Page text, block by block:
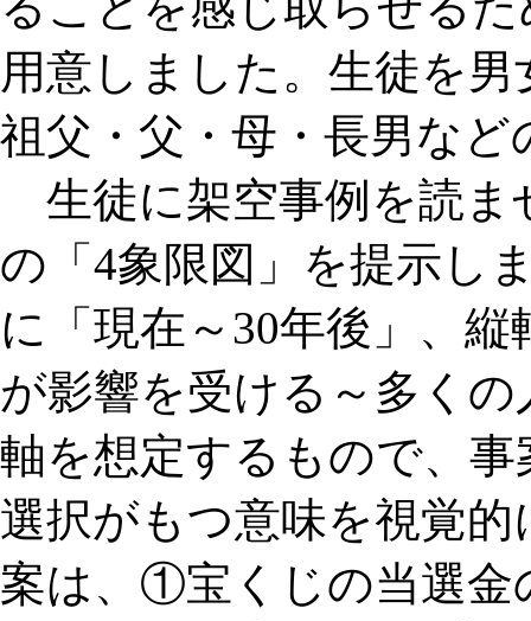
用意しました。生徒を
祖父・父・母・長男な
生徒に架空事例を読ま
の「4象限図」を提示し
に「現在～30年後」、
が影響を受ける～多く
軸を想定するもので、
選択がもつ意味を視覚
案は、①宝くじの当選金